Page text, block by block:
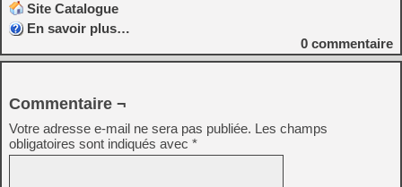
Site Catalogue
En savoir plus…
0 commentaire
Commentaire ¬
Votre adresse e-mail ne sera pas publiée. Les champs
obligatoires sont indiqués avec *